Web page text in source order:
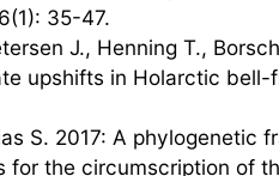
35-47.
J., Henning T.,
upshifts in Holarctic bell-
S. 2017: A phylogenetic
for the circumscription of